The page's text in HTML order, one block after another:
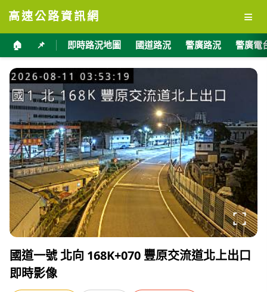
高速公路資訊網 ≡
🏠 📌 即時路況地圖 國道路況 警廣路況 警廣電
國道一號 北向 168K+070 豐原交流道北上出口
即時影像